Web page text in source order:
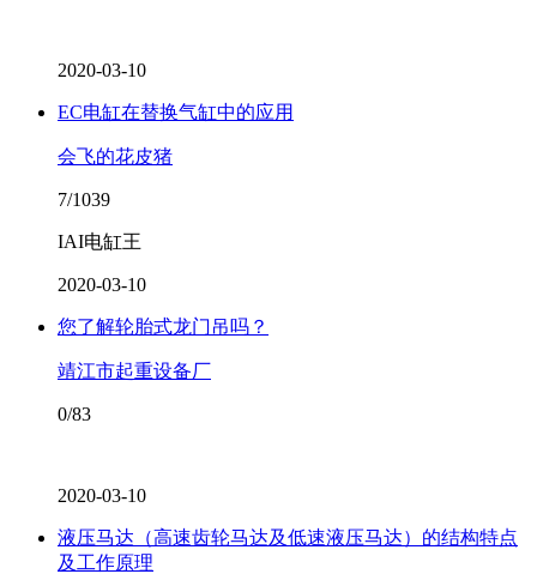
2020-03-10
EC电缸在替换气缸中的应用
会飞的花皮猪
7/1039
IAI电缸王
2020-03-10
您了解轮胎式龙门吊吗？
靖江市起重设备厂
0/83
2020-03-10
液压马达（高速齿轮马达及低速液压马达）的结构特点
及工作原理